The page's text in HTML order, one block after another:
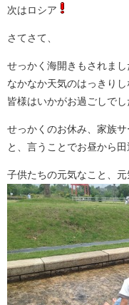
次はロシア
さてさて、
せっかく海開きもされまし
なかなか天気のはっきり
皆様はいかがお過ごしでし
せっかくのお休み、家族
と、言うことでお昼から
子供たちの元気なこと、元